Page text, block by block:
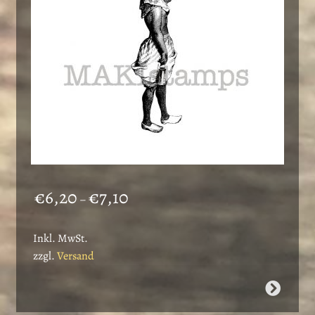
werden
€6,20 –€7,10
Inkl. MwSt.
zzgl.Versand